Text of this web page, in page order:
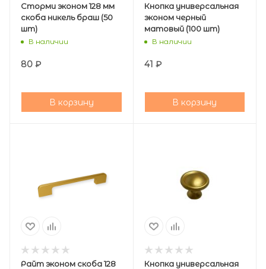
Сторми эконом 128 мм
скоба никель браш (50
шт)
В наличии
80 ₽
В корзину
Кнопка универсальная
эконом черный
матовый (100 шт)
В наличии
41 ₽
В корзину
Райт эконом скоба 128
Кнопка универсальная